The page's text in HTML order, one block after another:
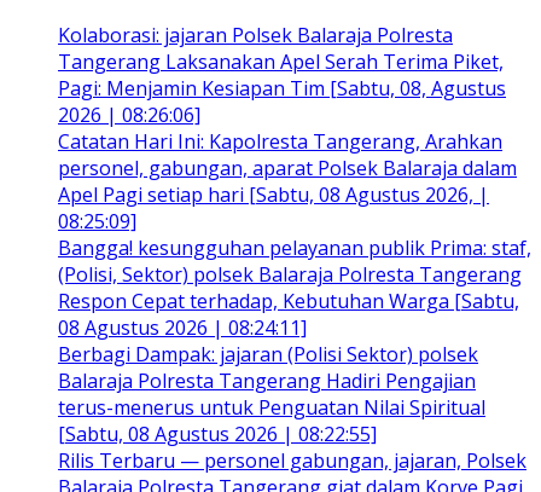
Kolaborasi: jajaran Polsek Balaraja Polresta
Tangerang Laksanakan Apel Serah Terima Piket,
Pagi: Menjamin Kesiapan Tim [Sabtu, 08, Agustus
2026 | 08:26:06]
Catatan Hari Ini: Kapolresta Tangerang, Arahkan
personel, gabungan, aparat Polsek Balaraja dalam
Apel Pagi setiap hari [Sabtu, 08 Agustus 2026, |
08:25:09]
Bangga! kesungguhan pelayanan publik Prima: staf,
(Polisi, Sektor) polsek Balaraja Polresta Tangerang
Respon Cepat terhadap, Kebutuhan Warga [Sabtu,
08 Agustus 2026 | 08:24:11]
Berbagi Dampak: jajaran (Polisi Sektor) polsek
Balaraja Polresta Tangerang Hadiri Pengajian
terus-menerus untuk Penguatan Nilai Spiritual
[Sabtu, 08 Agustus 2026 | 08:22:55]
Rilis Terbaru — personel gabungan, jajaran, Polsek